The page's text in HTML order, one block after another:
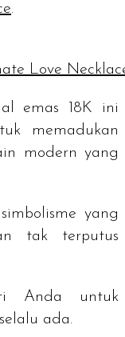
.
Love
emas 18K ini
memadukan
modern yang
yang
tak terputus
Anda untuk
ada.